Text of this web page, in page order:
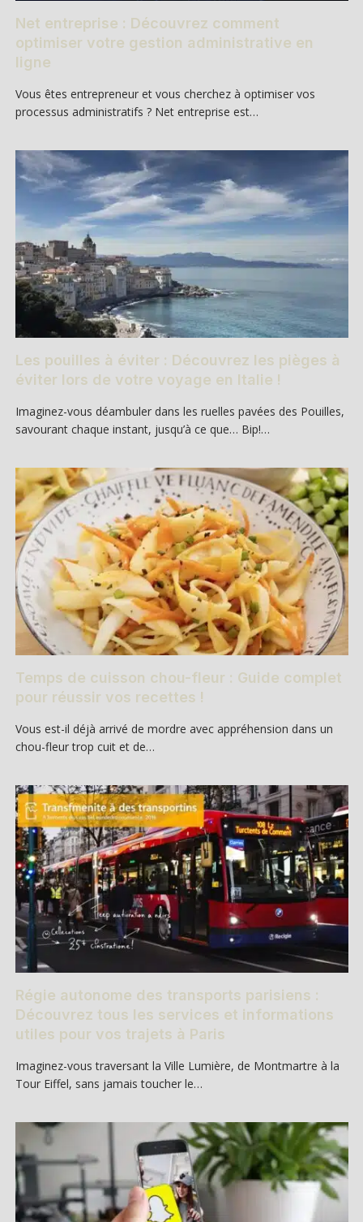
Net entreprise : Découvrez comment
optimiser votre gestion administrative en
ligne
Vous êtes entrepreneur et vous cherchez à optimiser vos
processus administratifs ? Net entreprise est…
Les pouilles à éviter : Découvrez les pièges à
éviter lors de votre voyage en Italie !
Imaginez-vous déambuler dans les ruelles pavées des Pouilles,
savourant chaque instant, jusqu’à ce que… Bip!…
Temps de cuisson chou-fleur : Guide complet
pour réussir vos recettes !
Vous est-il déjà arrivé de mordre avec appréhension dans un
chou-fleur trop cuit et de…
Régie autonome des transports parisiens :
Découvrez tous les services et informations
utiles pour vos trajets à Paris
Imaginez-vous traversant la Ville Lumière, de Montmartre à la
Tour Eiffel, sans jamais toucher le…